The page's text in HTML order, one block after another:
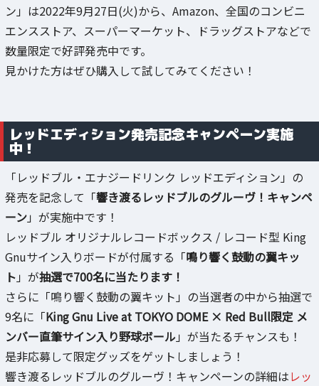
ン」は2022年9月27日(火)から、Amazon、全国のコンビニ
エンスストア、スーパーマーケット、ドラッグストアなどで
数量限定で好評発売中です。
見かけた方はぜひ購入して試してみてください！
レッドエディション発売記念キャンペーン実施
中！
「レッドブル・エナジードリンク レッドエディション」の
発売を記念して「響き渡るレッドブルのグルーヴ！キャンペ
ーン」が実施中です！
レッドブル オリジナルレコードボックス / レコード型 King
Gnuサイン入りボードが付属する「鳴り響く鼓動の翼キッ
ト 」が抽選で700名に当たります！
さらに「鳴り響く鼓動の翼キット」の当選者の中から抽選で
9名に「King Gnu Live at TOKYO DOME × Red Bull限定 メ
ンバー直筆サイン入り野球ボール」が当たるチャンスも！
是非応募して限定グッズをゲットしましょう！
響き渡るレッドブルのグルーヴ！キャンペーンの詳細はレッ